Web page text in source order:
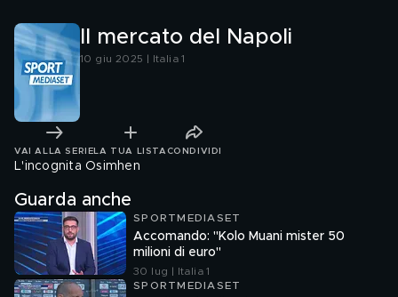
Il mercato del Napoli
10 giu 2025 | Italia 1
VAI ALLA SERIE LA TUA LISTA CONDIVIDI
L'incognita Osimhen
Guarda anche
SPORTMEDIASET
Accomando: "Kolo Muani mister 50
milioni di euro"
30 lug | Italia 1
SPORTMEDIASET